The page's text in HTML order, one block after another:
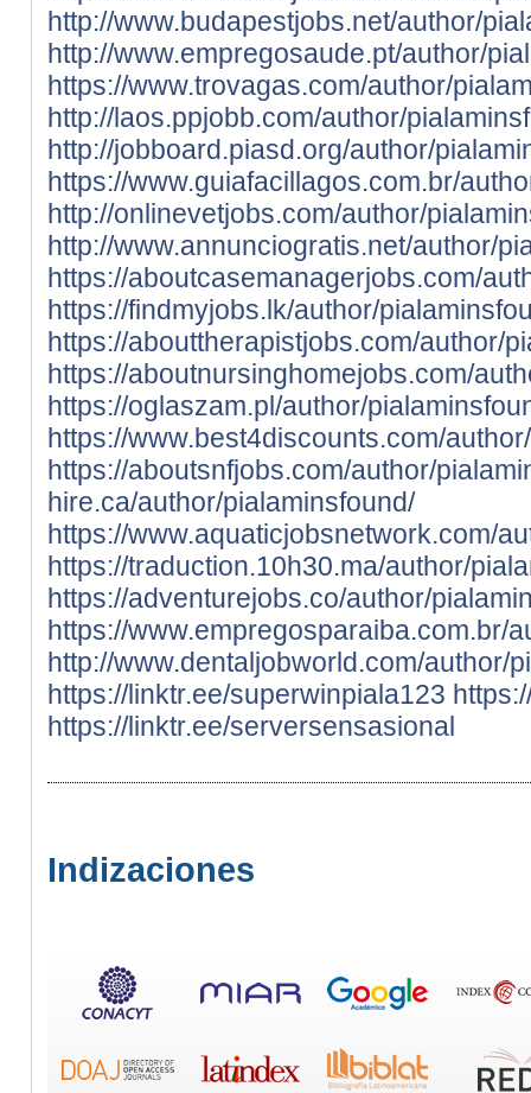
http://www.budapestjobs.net/author/
http://www.empregosaude.pt/author/
https://www.trovagas.com/author/
http://laos.ppjobb.com/author/
http://jobboard.piasd.org/author/
https://www.guiafacillagos.com.br/
http://onlinevetjobs.com/author/
http://www.annunciogratis.net/author/
https://aboutcasemanagerjobs.com/
https://findmyjobs.lk/author/
https://abouttherapistjobs.com/author/
https://aboutnursinghomejobs.com/
https://oglaszam.pl/author/
https://www.best4discounts.com/
https://aboutsnfjobs.com/author/
hire.ca/author/pialaminsfound/
https://www.aquaticjobsnetwork.com/
https://traduction.10h30.ma/author/
https://adventurejobs.co/author/
https://www.empregosparaiba.com.br/
http://www.dentaljobworld.com/author/
https://linktr.ee/superwinpiala123
https://linktr.ee/serversensasional
Indizaciones